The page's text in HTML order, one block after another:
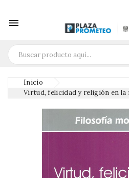

Inicio
Virtud, felicidad y religión en